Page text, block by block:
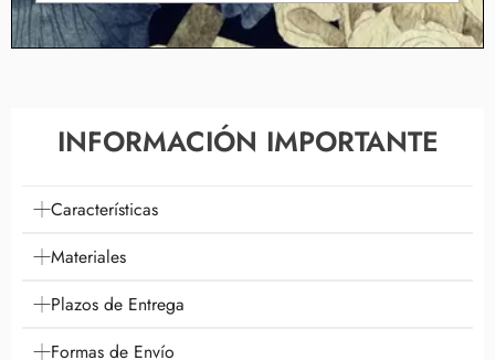
INFORMACIÓN IMPORTANTE
Características
Materiales
Plazos de Entrega
Formas de Envío